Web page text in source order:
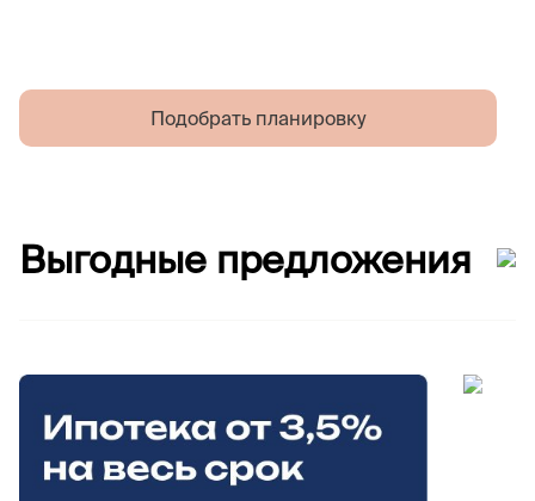
Подобрать планировку
Выгодные предложения